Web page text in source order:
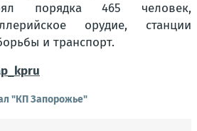
порядка 465 человек,
орудие, станции
и транспорт.
"КП Запорожье"